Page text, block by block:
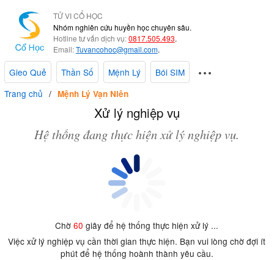
TỬ VI CỔ HỌC
Nhóm nghiên cứu huyền học chuyên sâu.
Hotline tư vấn dịch vụ:0817.505.493.
Email:Tuvancohoc@gmail.com.
Gieo Quẻ Thần Số Mệnh Lý
Bói SIM
Trang chủ
Mệnh Lý Vạn Niên
Xử lý nghiệp vụ
Hệ thống đang thực hiện xử lý nghiệp vụ.
Chờ60 giây để hệ thống thực hiện xử lý ...
Việc xử lý nghiệp vụ cần thời gian thực hiện. Bạn vui lòng chờ đợi ít
phút để hệ thống hoành thành yêu cầu.